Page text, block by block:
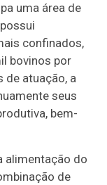
uma área de
confinados,
bovinos por
de atuação, a
seus
bem-
alimentação do
de